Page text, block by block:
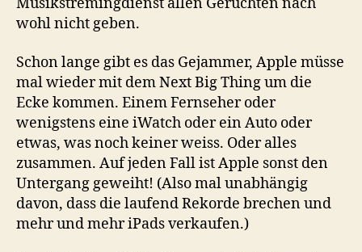
Musikstremingdienst allen Gerüchten nach
wohl nicht geben.
Schon lange gibt es das Gejammer, Apple müsse
mal wieder mit dem Next Big Thing um die
Ecke kommen. Einem Fernseher oder
wenigstens eine iWatch oder ein Auto oder
etwas, was noch keiner weiss. Oder alles
zusammen. Auf jeden Fall ist Apple sonst den
Untergang geweiht! (Also mal unabhängig
davon, dass die laufend Rekorde brechen und
mehr und mehr iPads verkaufen.)